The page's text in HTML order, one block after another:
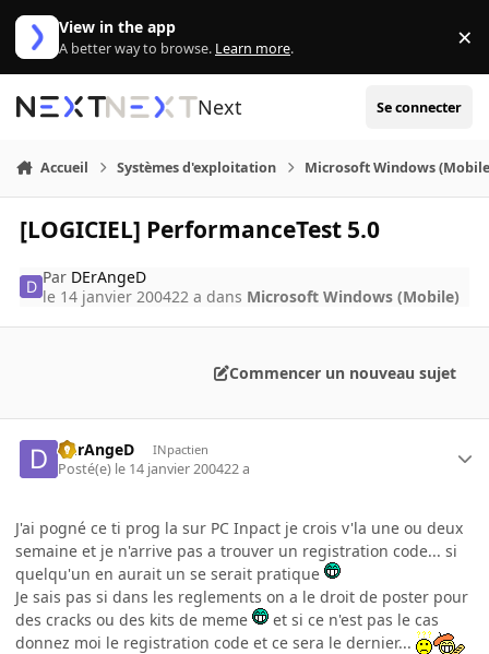
Aller au contenu
View in the app
A better way to browse. Learn more. ×
Next Se connecter
Accueil Systèmes d'exploitation Microsoft Windows
[LOGICIEL] PerformanceTest 5.0
Par DErAngeD
le 14 janvier 200422 a dans Microsoft Windows (Mobile)
Commencer un nouveau sujet
DErAngeD INpactien
Posté(e) le 14 janvier 200422 a
J'ai pogné ce ti prog la sur PC Inpact je crois v'la une ou deux
semaine et je n'arrive pas a trouver un registration code... si
quelqu'un en aurait un se serait pratique
Je sais pas si dans les reglements on a le droit de poster pour
des cracks ou des kits de meme
et si ce n'est pas le cas
donnez moi le registration code et ce sera le dernier...